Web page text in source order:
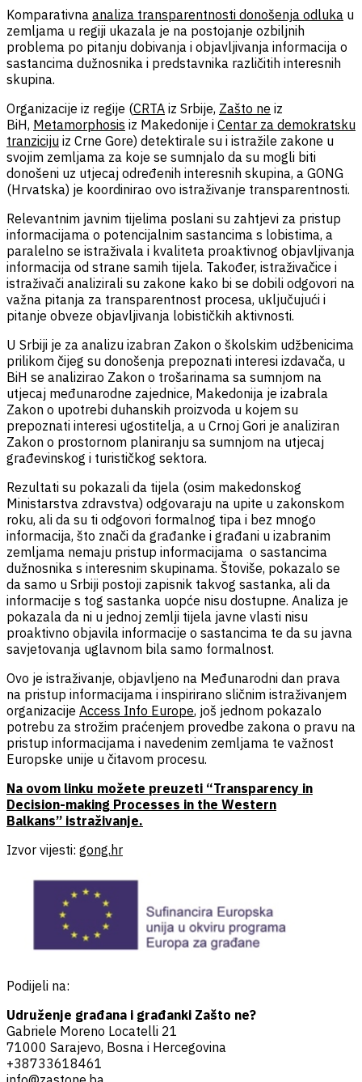
Komparativna analiza transparentnosti donošenja odluka u
zemljama u regiji ukazala je na postojanje ozbiljnih
problema po pitanju dobivanja i objavljivanja informacija o
sastancima dužnosnika i predstavnika različitih interesnih
skupina.
Organizacije iz regije (CRTA iz Srbije, Zašto ne iz
BiH, Metamorphosis iz Makedonije i Centar za demokratsku
tranziciju iz Crne Gore) detektirale su i istražile zakone u
svojim zemljama za koje se sumnjalo da su mogli biti
donošeni uz utjecaj određenih interesnih skupina, a GONG
(Hrvatska) je koordinirao ovo istraživanje transparentnosti.
Relevantnim javnim tijelima poslani su zahtjevi za pristup
informacijama o potencijalnim sastancima s lobistima, a
paralelno se istraživala i kvaliteta proaktivnog objavljivanja
informacija od strane samih tijela. Također, istraživačice i
istraživači analizirali su zakone kako bi se dobili odgovori na
važna pitanja za transparentnost procesa, uključujući i
pitanje obveze objavljivanja lobističkih aktivnosti.
U Srbiji je za analizu izabran Zakon o školskim udžbenicima
prilikom čijeg su donošenja prepoznati interesi izdavača, u
BiH se analizirao Zakon o trošarinama sa sumnjom na
utjecaj međunarodne zajednice, Makedonija je izabrala
Zakon o upotrebi duhanskih proizvoda u kojem su
prepoznati interesi ugostitelja, a u Crnoj Gori je analiziran
Zakon o prostornom planiranju sa sumnjom na utjecaj
građevinskog i turističkog sektora.
Rezultati su pokazali da tijela (osim makedonskog
Ministarstva zdravstva) odgovaraju na upite u zakonskom
roku, ali da su ti odgovori formalnog tipa i bez mnogo
informacija, što znači da građanke i građani u izabranim
zemljama nemaju pristup informacijama o sastancima
dužnosnika s interesnim skupinama. Štoviše, pokazalo se
da samo u Srbiji postoji zapisnik takvog sastanka, ali da
informacije s tog sastanka uopće nisu dostupne. Analiza je
pokazala da ni u jednoj zemlji tijela javne vlasti nisu
proaktivno objavila informacije o sastancima te da su javna
savjetovanja uglavnom bila samo formalnost.
Ovo je istraživanje, objavljeno na Međunarodni dan prava
na pristup informacijama i inspirirano sličnim istraživanjem
organizacije Access Info Europe, još jednom pokazalo
potrebu za strožim praćenjem provedbe zakona o pravu na
pristup informacijama i navedenim zemljama te važnost
Europske unije u čitavom procesu.
Na ovom linku možete preuzeti “Transparency in
Decision-making Processes in the Western
Balkans” istraživanje.
Izvor vijesti: gong.hr
Podijeli na:
Udruženje građana i građanki Zašto ne?
Gabriele Moreno Locatelli 21
71000 Sarajevo, Bosna i Hercegovina
+38733618461